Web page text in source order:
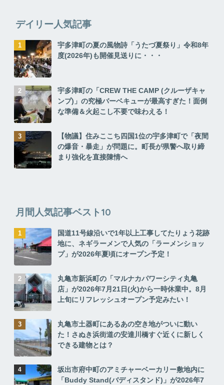
デイリー人気記事
宇多津町の夏の風物詩「うたづ夏祭り」令和8年
度(2026年)も開催見送りに・・・
宇多津町の「CREW THE CAMP (クルーザキャ
ンプ)」の究極バーベキューが最高すぎた！面倒
な準備＆火起こし不要で味わえる！
【物議】住みここち四国1位の宇多津町で「夜間
の爆音・暴走」が問題に。町長が県警へ取り締
まり強化を直接陳情へ
月間人気記事ベスト10
国道11号線沿いで1年以上工事してたりょう花跡
地に、ネギラーメンで人気の「ラーメンショッ
プ」が2026年夏頃にオープン予定！
丸亀市新浜町の「マルナカパワーシティ丸亀
店」が2026年7月21日(火)から一時休業中。8月
上旬にリフレッシュオープン予定みたい！
丸亀市土器町にあるあの空き地がついに動い
た！さぬき浜街道の安達川橋すぐ近くに新しく
できる建物とは？
坂出市府中町のアミチャーベーカリー敷地内に
「Buddy Stand(バディスタンド)」が2026年7